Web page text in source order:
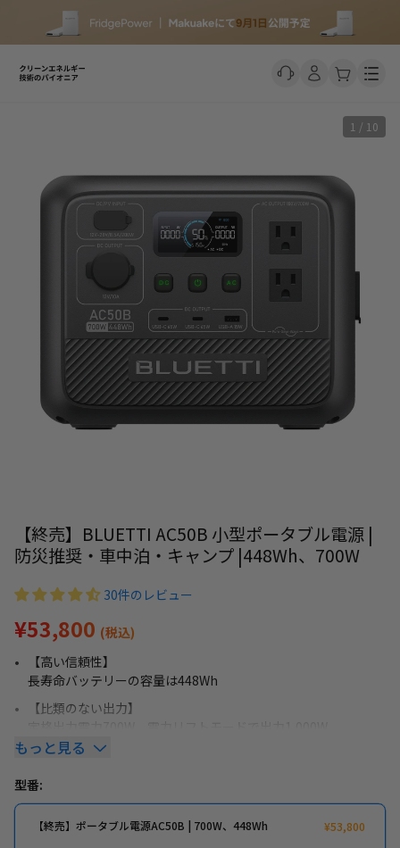
1 / 10
【終売】BLUETTI AC50B 小型ポータブル電源 |
防災推奨・車中泊・キャンプ |448Wh、700W
30件のレビュー
¥53,800 (税込)
【高い信頼性】
長寿命バッテリーの容量は448Wh
【比類のない出力】
【最新の高速充電技術】
【安心のロングライフ設計】
充放電3,000 回以上のライフサイクルを備え、極めて安全の高
い LiFePO4 バッテリーを採用
もっと見る
型番:
【終売】ポータブル電源AC50B | 700W、448Wh ¥53,800